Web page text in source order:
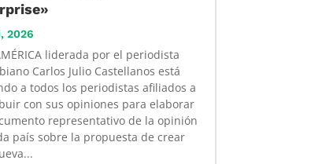
2026
liderada por el periodista
Carlos Julio Castellanos está
a todos los periodistas afiliados a
con sus opiniones para elaborar
representativo de la opinión
país sobre la propuesta de crear